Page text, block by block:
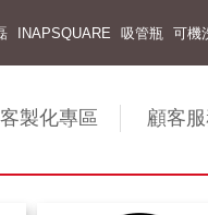
INAPSQUARE 吸管瓶 可機
客製化專區 顧客